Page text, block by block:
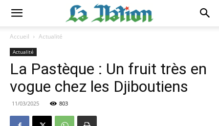
Accueil Actualité
Actualité
La Pastèque : Un fruit très en
vogue chez les Djiboutiens
11/03/2025 803